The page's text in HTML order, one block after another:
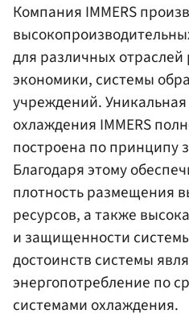
Компания IMMERS
для различных отраслей
экономики, системы
учреждений. Уникальная
охлаждения IMMERS
построена по принципу
Благодаря этому
плотность размещения
ресурсов, а также
и защищенности
достоинств системы
энергопотребление по
системами охлаждения.